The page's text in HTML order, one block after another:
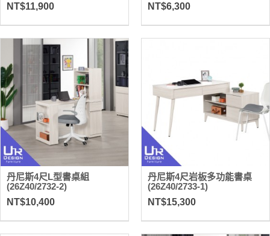
NT$11,900
NT$6,300
丹尼斯4尺L型書桌組
(26Z40/2732-2)
NT$10,400
丹尼斯4尺岩板多功能書桌
(26Z40/2733-1)
NT$15,300